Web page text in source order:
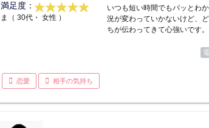
満足度：
ま（ 30代・ 女性 ）
いつも短い時間でもパッとわ
況が変わっていかないけど、
ちが伝わってきて心強いです。
恋愛 相手の気持ち